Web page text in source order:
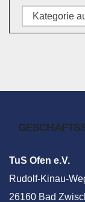
Katego
TuS Ofen e.V.
Rudolf-Kinau-
26160 Bad